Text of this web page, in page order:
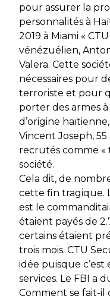
pour assurer la
personnalités à
2019 à Miami «
vénézuélien,
Valera. Cette
nécessaires pour
terroriste et pour
porter des armes
d’origine
Vincent Joseph,
recrutés comme
société.
Cela dit, de
cette fin tragique.
est le
étaient payés de
certains étaient
trois mois. CTU
idée puisque
services. Le FBI a
Comment se fait-il